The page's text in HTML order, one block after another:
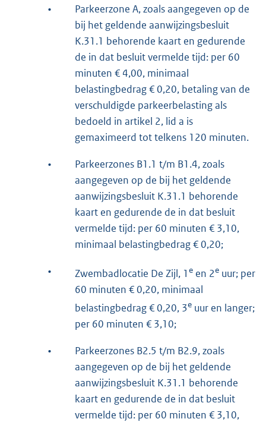
•
Parkeerzone A, zoals aangegeven op de
bij het geldende aanwijzingsbesluit
K.31.1 behorende kaart en gedurende
de in dat besluit vermelde tijd: per 60
minuten € 4,00, minimaal
belastingbedrag € 0,20, betaling van de
verschuldigde parkeerbelasting als
bedoeld in artikel 2, lid a is
gemaximeerd tot telkens 120 minuten.
•
Parkeerzones B1.1 t/m B1.4, zoals
aangegeven op de bij het geldende
aanwijzingsbesluit K.31.1 behorende
kaart en gedurende de in dat besluit
vermelde tijd: per 60 minuten € 3,10,
minimaal belastingbedrag € 0,20;
• Zwembadlocatie De Zijl, 1 e en 2e uur; per
60 minuten € 0,20, minimaal
belastingbedrag € 0,20, 3e uur en langer;
per 60 minuten € 3,10;
•
Parkeerzones B2.5 t/m B2.9, zoals
aangegeven op de bij het geldende
aanwijzingsbesluit K.31.1 behorende
kaart en gedurende de in dat besluit
vermelde tijd: per 60 minuten € 3,10,